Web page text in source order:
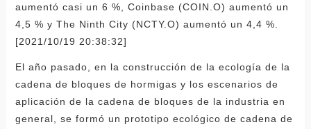
aumentó casi un 6 %, Coinbase (COIN.O) aumentó un
4,5 % y The Ninth City (NCTY.O) aumentó un 4,4 %.
[2021/10/19 20:38:32]
El año pasado, en la construcción de la ecología de la
cadena de bloques de hormigas y los escenarios de
aplicación de la cadena de bloques de la industria en
general, se formó un prototipo ecológico de cadena de